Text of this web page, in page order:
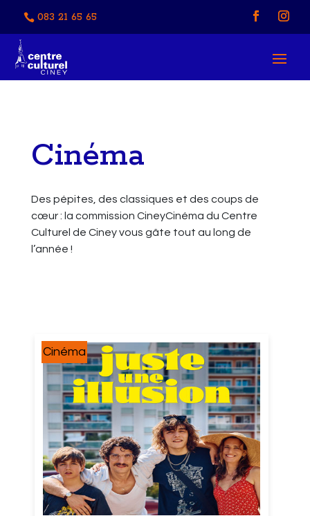
083 21 65 65
Cinéma
Des pépites, des classiques et des coups de
cœur : la commission CineyCinéma du Centre
Culturel de Ciney vous gâte tout au long de
l’année !
Cinéma